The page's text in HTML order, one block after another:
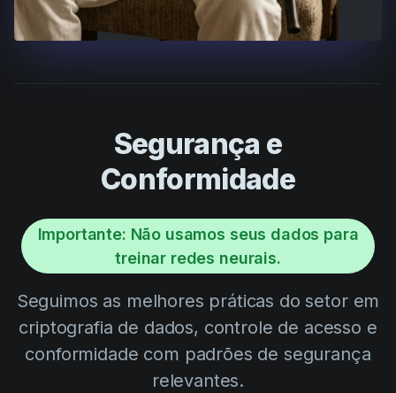
Segurança e
Conformidade
Importante: Não usamos seus dados para
treinar redes neurais.
Seguimos as melhores práticas do setor em
criptografia de dados, controle de acesso e
conformidade com padrões de segurança
relevantes.